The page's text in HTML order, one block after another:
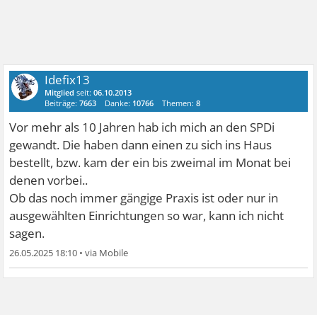
Idefix13
Mitglied seit:06.10.2013
Beiträge:7663 Danke: 10766 Themen:8
Vor mehr als 10 Jahren hab ich mich an den SPDi
gewandt. Die haben dann einen zu sich ins Haus
bestellt, bzw. kam der ein bis zweimal im Monat bei
denen vorbei..
Ob das noch immer gängige Praxis ist oder nur in
ausgewählten Einrichtungen so war, kann ich nicht
sagen.
26.05.2025 18:10 •